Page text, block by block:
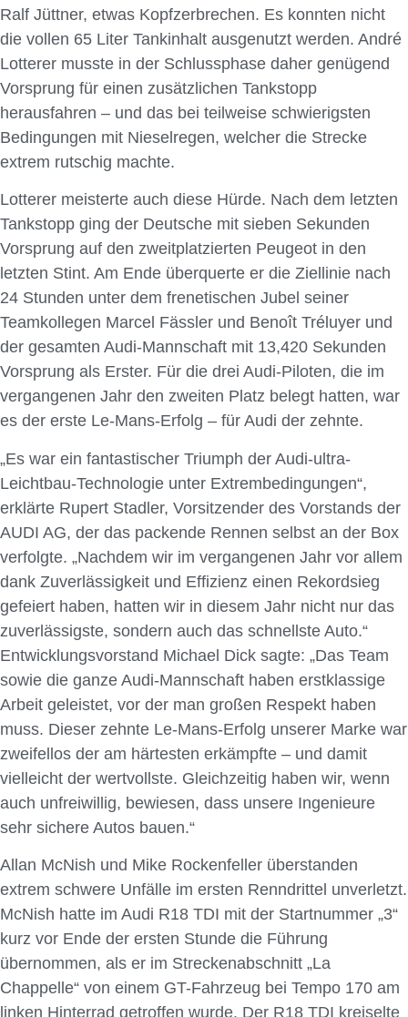
Ralf Jüttner, etwas Kopfzerbrechen. Es konnten nicht
die vollen 65 Liter Tankinhalt ausgenutzt werden. André
Lotterer musste in der Schlussphase daher genügend
Vorsprung für einen zusätzlichen Tankstopp
herausfahren – und das bei teilweise schwierigsten
Bedingungen mit Nieselregen, welcher die Strecke
extrem rutschig machte.
Lotterer meisterte auch diese Hürde. Nach dem letzten
Tankstopp ging der Deutsche mit sieben Sekunden
Vorsprung auf den zweitplatzierten Peugeot in den
letzten Stint. Am Ende überquerte er die Ziellinie nach
24 Stunden unter dem frenetischen Jubel seiner
Teamkollegen Marcel Fässler und Benoît Tréluyer und
der gesamten Audi-Mannschaft mit 13,420 Sekunden
Vorsprung als Erster. Für die drei Audi-Piloten, die im
vergangenen Jahr den zweiten Platz belegt hatten, war
es der erste Le-Mans-Erfolg – für Audi der zehnte.
„Es war ein fantastischer Triumph der Audi-ultra-
Leichtbau-Technologie unter Extrembedingungen“,
erklärte Rupert Stadler, Vorsitzender des Vorstands der
AUDI AG, der das packende Rennen selbst an der Box
verfolgte. „Nachdem wir im vergangenen Jahr vor allem
dank Zuverlässigkeit und Effizienz einen Rekordsieg
gefeiert haben, hatten wir in diesem Jahr nicht nur das
zuverlässigste, sondern auch das schnellste Auto.“
Entwicklungsvorstand Michael Dick sagte: „Das Team
sowie die ganze Audi-Mannschaft haben erstklassige
Arbeit geleistet, vor der man großen Respekt haben
muss. Dieser zehnte Le-Mans-Erfolg unserer Marke war
zweifellos der am härtesten erkämpfte – und damit
vielleicht der wertvollste. Gleichzeitig haben wir, wenn
auch unfreiwillig, bewiesen, dass unsere Ingenieure
sehr sichere Autos bauen.“
Allan McNish und Mike Rockenfeller überstanden
extrem schwere Unfälle im ersten Renndrittel unverletzt.
McNish hatte im Audi R18 TDI mit der Startnummer „3“
kurz vor Ende der ersten Stunde die Führung
übernommen, als er im Streckenabschnitt „La
Chappelle“ von einem GT-Fahrzeug bei Tempo 170 am
linken Hinterrad getroffen wurde. Der R18 TDI kreiselte